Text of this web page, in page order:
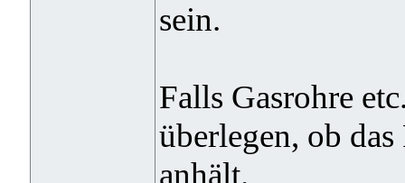
sein.
Falls Gasrohre
überlegen, ob
anhält.